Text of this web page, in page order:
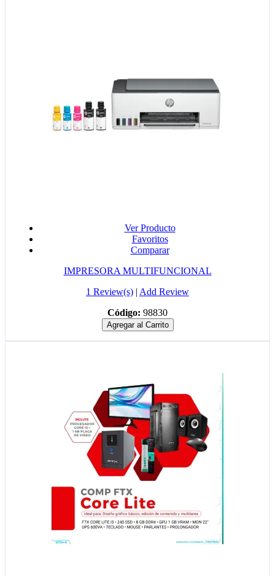
Ver Producto
Favoritos
Comparar
IMPRESORA MULTIFUNCIONAL
1 Review(s) | Add Review
Código: 98830
Agregar al Carrito